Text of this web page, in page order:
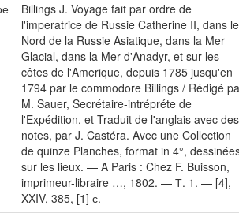
Billings J. Voyage fait par ordre de
l'imperatrice de Russie Catherine II, dans le
Nord de la Russie Asiatique, dans la Mer
Glacial, dans la Mer d'Anadyr, et sur les
côtes de l'Amerique, depuis 1785 jusqu'en
1794 par le commodore Billings / Rédigé
M. Sauer, Secrétaire-intrépréte de
l'Expédition, et Traduit de l'anglais avec des
notes, par J. Castéra. Avec une Collection
de quinze Planches, format in 4°,
sur les lieux. — A Paris : Chez F. Buisson,
imprimeur-libraire …, 1802. — Т. 1. — [4],
XXIV, 385, [1] с.